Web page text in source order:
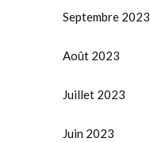
Septembre 2023
Août 2023
Juillet 2023
Juin 2023